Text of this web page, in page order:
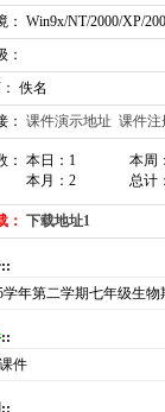
Win9x/NT/2000/XP/
：
佚名
： 课件演示地址 课件注
： 本日：1
：2
本周
总计
： 下载地址1
学年第二学期七年级生
::
件